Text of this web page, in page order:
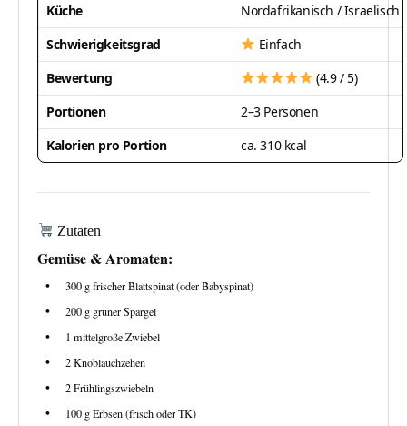
Küche
Nordafrikanisch / Israelisch
Schwierigkeitsgrad
Einfach
Bewertung
(4.9 / 5)
Portionen
2–3 Personen
Kalorien pro Portion
ca. 310 kcal
Zutaten
Gemüse & Aromaten:
300 g frischer Blattspinat (oder Babyspinat)
200 g grüner Spargel
1 mittelgroße Zwiebel
2 Knoblauchzehen
2 Frühlingszwiebeln
100 g Erbsen (frisch oder TK)